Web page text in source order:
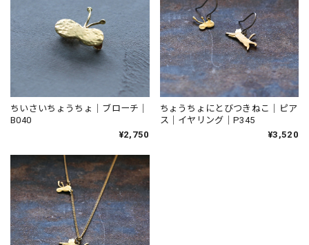
ちいさいちょうちょ｜ブローチ｜
B040
¥2,750
ちょうちょにとびつきねこ｜ピア
ス｜イヤリング｜P345
¥3,520